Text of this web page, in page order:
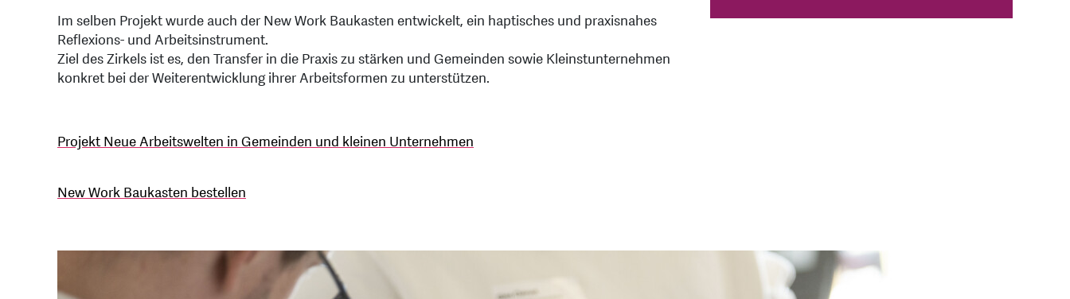
Im selben Projekt wurde auch der New Work Baukasten entwickelt, ein haptisches und praxisnahes
Reflexions- und Arbeitsinstrument.
Ziel des Zirkels ist es, den Transfer in die Praxis zu stärken und Gemeinden sowie Kleinstunternehmen
konkret bei der Weiterentwicklung ihrer Arbeitsformen zu unterstützen.
Projekt Neue Arbeitswelten in Gemeinden und kleinen Unternehmen
New Work Baukasten bestellen